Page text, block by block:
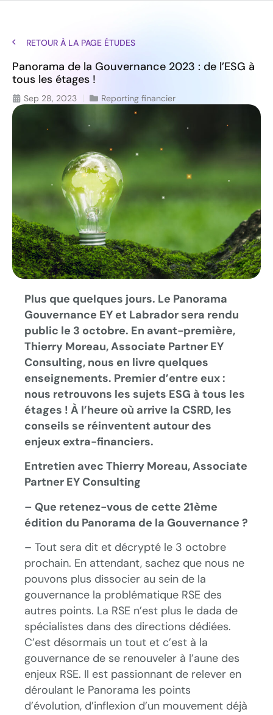
RETOUR À LA PAGE ÉTUDES
Panorama de la Gouvernance 2023 : de l’ESG à
tous les étages !
Sep 28, 2023 Reporting financier
Plus que quelques jours. Le Panorama
Gouvernance EY et Labrador sera rendu
public le 3 octobre. En avant-première,
Thierry Moreau, Associate Partner EY
Consulting, nous en livre quelques
enseignements. Premier d’entre eux :
nous retrouvons les sujets ESG à tous les
étages ! À l’heure où arrive la CSRD, les
conseils se réinventent autour des
enjeux extra-financiers.
Entretien avec Thierry Moreau, Associate
Partner EY Consulting
– Que retenez-vous de cette 21ème
édition du Panorama de la Gouvernance ?
– Tout sera dit et décrypté le 3 octobre
prochain. En attendant, sachez que nous ne
pouvons plus dissocier au sein de la
gouvernance la problématique RSE des
autres points. La RSE n’est plus le dada de
spécialistes dans des directions dédiées.
C’est désormais un tout et c’est à la
gouvernance de se renouveler à l’aune des
enjeux RSE. Il est passionnant de relever en
déroulant le Panorama les points
d’évolution, d’inflexion d’un mouvement déjà